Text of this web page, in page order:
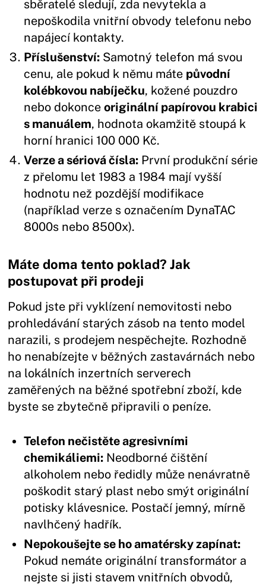
sběratelé sledují, zda nevytekla a
nepoškodila vnitřní obvody telefonu nebo
napájecí kontakty.
Příslušenství: Samotný telefon má svou
cenu, ale pokud k němu máte původní
kolébkovou nabíječku, kožené pouzdro
nebo dokonceoriginální papírovou krabici
s manuálem, hodnota okamžitě stoupá k
horní hranici 100 000 Kč.
Verze a sériová čísla: První produkční série
z přelomu let 1983 a 1984 mají vyšší
hodnotu než pozdější modifikace
(například verze s označením DynaTAC
8000s nebo 8500x).
Máte doma tento poklad? Jak
postupovat při prodeji
Pokud jste při vyklízení nemovitosti nebo
prohledávání starých zásob na tento model
narazili, s prodejem nespěchejte. Rozhodně
ho nenabízejte v běžných zastavárnách nebo
na lokálních inzertních serverech
zaměřených na běžné spotřební zboží, kde
byste se zbytečně připravili o peníze.
Telefon nečistěte agresivními
chemikáliemi: Neodborné čištění
alkoholem nebo ředidly může nenávratně
poškodit starý plast nebo smýt originální
potisky klávesnice. Postačí jemný, mírně
navlhčený hadřík.
Nepokoušejte se ho amatérsky zapínat:
Pokud nemáte originální transformátor a
nejste si jisti stavem vnitřních obvodů,